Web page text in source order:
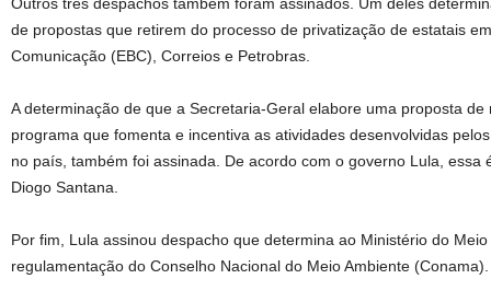
de propostas que retirem do processo de privatização de estatais
Comunicação (EBC), Correios e Petrobras.
A determinação de que a Secretaria-Geral elabore uma proposta
programa que fomenta e incentiva as atividades desenvolvidas
no país, também foi assinada. De acordo com o governo Lula, essa
Diogo Santana.
Por fim, Lula assinou despacho que determina ao Ministério do
regulamentação do Conselho Nacional do Meio Ambiente (Conama).